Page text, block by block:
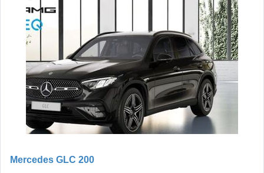
Mercedes GLC 200